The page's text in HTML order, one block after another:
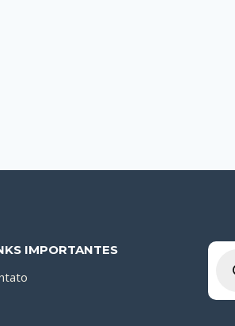
IMPORTANTES